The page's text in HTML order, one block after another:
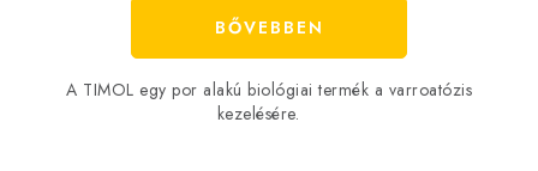
BŐVEBBEN
A TIMOL egy por alakú biológiai termék a varroatózis
kezelésére.